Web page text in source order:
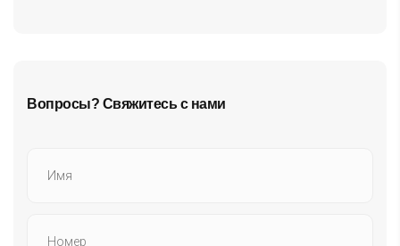
Вопросы? Свяжитесь с нами